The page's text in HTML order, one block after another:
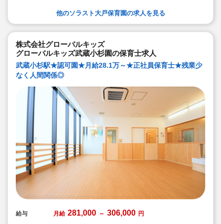
他のソラスト大戸保育園の求人を見る
株式会社グローバルキッズ
グローバルキッズ武蔵小杉園の保育士求人
武蔵小杉駅★認可園★月給28.1万～★正社員保育士★残業少
なく人間関係◎
給与 月給 281,000 ～ 306,000 円